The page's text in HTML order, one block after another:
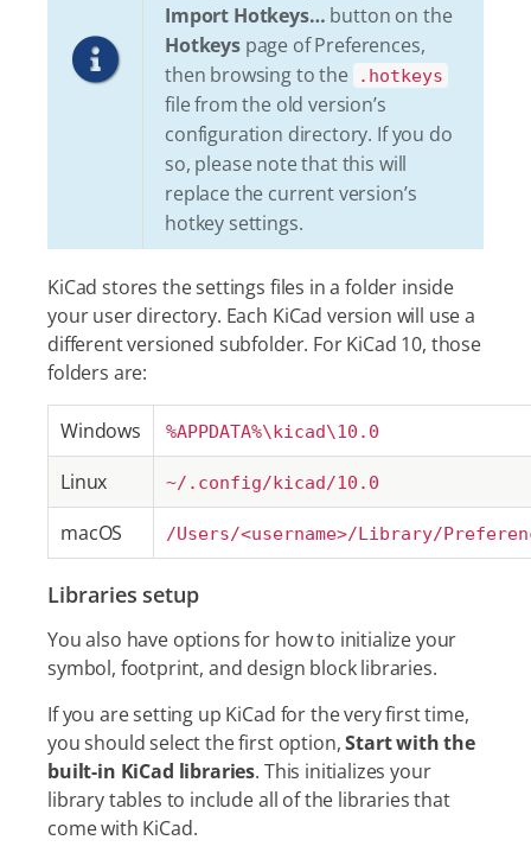
Import Hotkeys…​ button on the
Hotkeyspage of Preferences,
then browsing to the
.hotkeys
file from the old version’s
configuration directory. If you do
so, please note that this will
replace the current version’s
hotkey settings.
KiCad stores the settings files in a folder inside
your user directory. Each KiCad version will use a
different versioned subfolder. For KiCad 10, those
folders are:
Windows %APPDATA%\kicad\10.0
Linux ~/.config/kicad/10.0
macOS /Users/<username>/Library/
Libraries setup
You also have options for how to initialize your
symbol, footprint, and design block libraries.
If you are setting up KiCad for the very first time,
you should select the first option,Start with the
built-in KiCad libraries. This initializes your
library tables to include all of the libraries that
come with KiCad.